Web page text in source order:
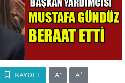
KAYDET A- A+